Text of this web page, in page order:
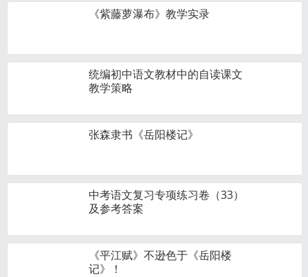
《紫藤萝瀑布》教学实录
统编初中语文教材中的自读课文
教学策略
张森隶书《岳阳楼记》
中考语文复习专项练习卷（33）
及参考答案
《平江赋》不逊色于《岳阳楼
记》！